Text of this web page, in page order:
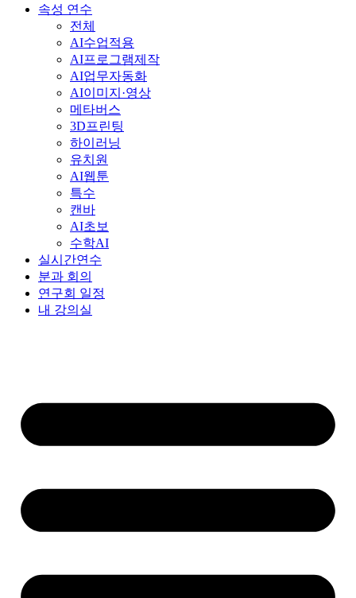
속성 연수
전체
AI수업적용
AI프로그램제작
AI업무자동화
AI이미지·영상
메타버스
3D프린팅
하이러닝
유치원
AI웹툰
특수
캔바
AI초보
수학AI
실시간연수
분과 회의
연구회 일정
내 강의실